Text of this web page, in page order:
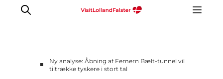
■
Ny analyse: Åbning af Femern Bælt-tunnel vil
tiltrække tyskere i stort tal